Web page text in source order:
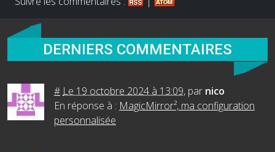
DERNIERS COMMENTAIRES
# Le 19 octobre 2024 à 13:09, par nico
En réponse à : MagicMirror², ma configuration
personnalisée